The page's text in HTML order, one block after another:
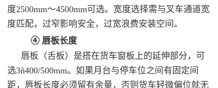
度2500mm～4500mm可选。宽度选择需与叉车通道宽
度匹配，过窄影响安全，过宽浪费安装空间。
④ 唇板长度
唇板（舌板）是搭在货车窗板上的延伸部分，可
选3ñ400/500mm。如果月台与停车位之间有固定间
距，唇板长度必须留有余量，否则货车轻微偏位就无